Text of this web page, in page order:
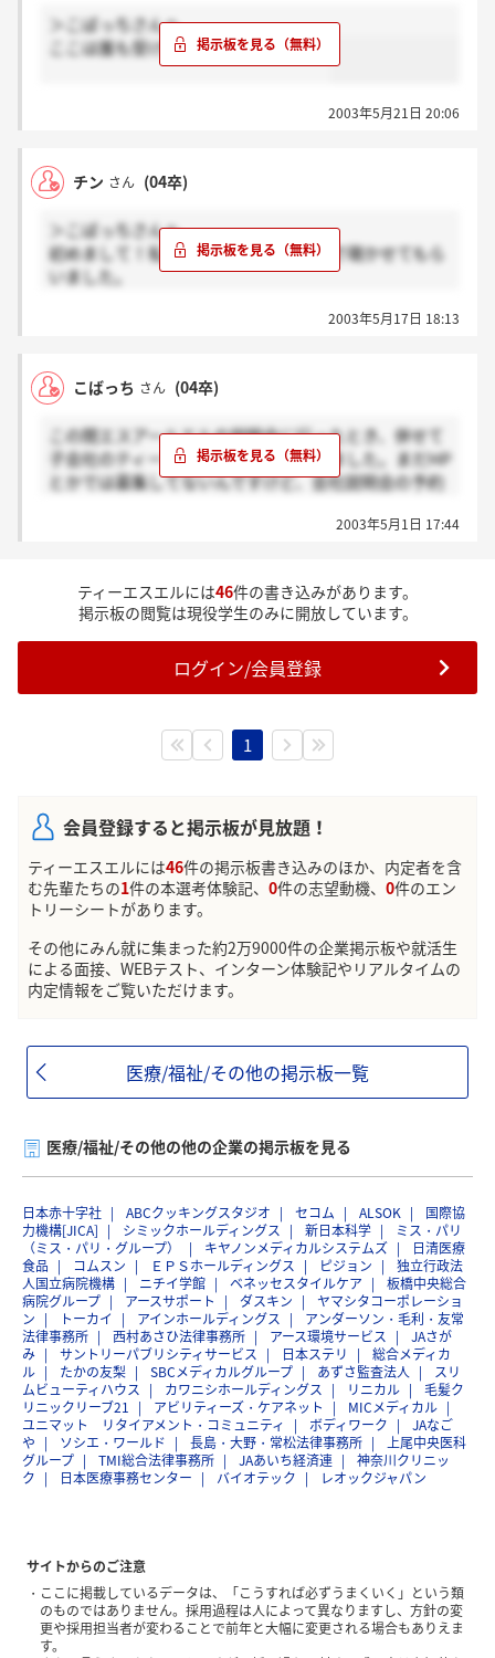
＞こばっちさんへ
ここは誰も受けないのですかー？？？
2003年5月21日 20:06
チン さん (04卒)
＞こばっちさんへ
初めまして！私もここに興味があるので覗かせてもら
いました。
2003年5月17日 18:13
こばっち さん (04卒)
この間エスアールエルの説明会に行ったとき、併せて
子会社のティーエスエルの説明を聞きました。まだHP
とかでは募集してないんですけど、会社説明会の予約
2003年5月1日 17:44
ティーエスエルには46件の書き込みがあります。
掲示板の閲覧は現役学生のみに開放しています。
ログイン/会員登録
1
会員登録すると掲示板が見放題！
ティーエスエルには46件の掲示板書き込みのほか、内定者を含
む先輩たちの1件の本選考体験記、 0件の志望動機、 0件のエン
トリーシートがあります。
その他にみん就に集まった約2万9000件の企業掲示板や就活生
による面接、WEBテスト、インターン体験記やリアルタイムの
内定情報をご覧いただけます。
医療/福祉/その他の掲示板一覧
医療/福祉/その他の他の企業の掲示板を見る
日本赤十字社 ABCクッキングスタジオ セコム ALSOK
国際協
力機構[JICA]
シミックホールディングス 新日本科学
ミス・パリ
（ミス・パリ・グループ）
キヤノンメディカルシステムズ
日清医療
食品
コムスン ＥＰＳホールディングス ピジョン
独立行政法
人国立病院機構
ニチイ学館 ベネッセスタイルケア
板橋中央総合
病院グループ
アースサポート ダスキン
ヤマシタコーポレーショ
ン
トーカイ アインホールディングス
アンダーソン・毛利・友常
法律事務所
西村あさひ法律事務所 アース環境サービス
JAさが
み
サントリーパブリシティサービス 日本ステリ
総合メディカ
ル
たかの友梨 SBCメディカルグループ あずさ監査法人
スリ
ムビューティハウス
カワニシホールディングス リニカル
毛髪ク
リニックリーブ21
アビリティーズ・ケアネット
MICメディカル
ユニマット リタイアメント・コミュニティ
ボディワーク
JAなご
や
ソシエ・ワールド 長島・大野・常松法律事務所
上尾中央医科
グループ
TMI総合法律事務所 JAあいち経済連
神奈川クリニッ
ク
日本医療事務センター バイオテック レオックジャパン
サイトからのご注意
ここに掲載しているデータは、「こうすれば必ずうまくいく」という類
のものではありません。採用過程は人によって異なりますし、方針の変
更や採用担当者が変わることで前年と大幅に変更される場合もありえま
す。